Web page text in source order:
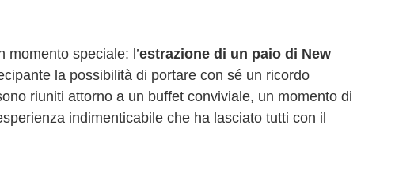
momento speciale: l’estrazione di un paio di New
la possibilità di portare con sé un ricordo
riuniti attorno a un buffet conviviale, un momento di
indimenticabile che ha lasciato tutti con il